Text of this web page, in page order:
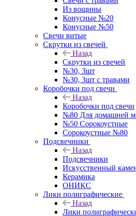
Из вощины
Конусные №20
Конусные №50
Свечи витые
Скрутки из свечей
Назад
Скрутки из свечей
№30, 3шт
№30, 3шт с травами
Коробочки под свечи
Назад
Коробочки под свечи
№80 Для домашней
№50 Сорокоустные
Сорокоустные №80
Подсвечники
Назад
Подсвечники
Искусственный
Керамика
ОНИКС
Лики полиграфические
Назад
Лики